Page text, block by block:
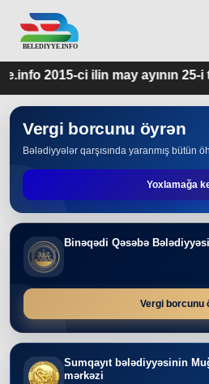
ayının 25-i tarixindən
Vergi borcunu öyrən
Bələdiyyələr qarşısında yaranmış bütün
Yoxlamağa
Binəqədi Qəsəbə Bələdiyyəsi
Vergi borcunu
Sumqayıt bələdiyyəsinin
mərkəzi